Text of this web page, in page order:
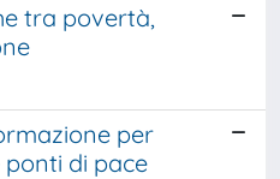
tra povertà,
per
di pace